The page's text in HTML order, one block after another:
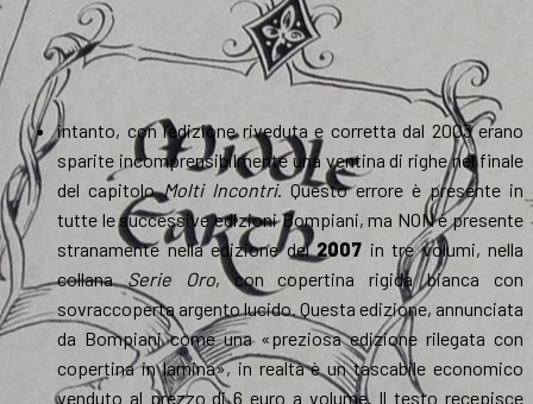
intanto, con l’edizione riveduta e corretta dal 2003 erano
sparite incomprensibilmente una ventina di righe nel finale
del capitoloMolti Incontri. Questo errore è presente in
tutte le successive edizioni Bompiani, ma NON è presente
stranamente nella edizione del2007 in tre volumi, nella
collanaSerie Oro, con copertina rigida bianca con
sovraccoperta argento lucido. Questa edizione, annunciata
da Bompiani come una «preziosa edizione rilegata con
copertina in lamina», in realtà è un tascabile economico
venduto al prezzo di 6 euro a volume. Il testo recepisce